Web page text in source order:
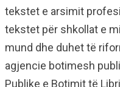
tekstet e arsimit
tekstet për shkollat e
mund dhe duhet të
agjencie botimesh
Publike e Botimit të